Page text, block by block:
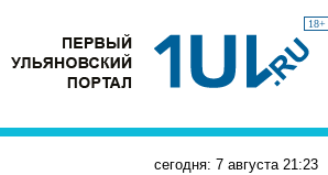
18+
Подросток на питбайке сшиб двух 15-летних
велосипедисток в Павловке
сегодня: 7 августа 21:23